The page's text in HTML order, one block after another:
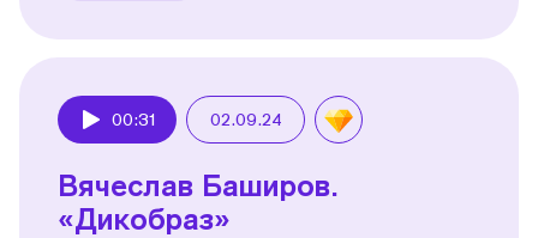
00:31 02.09.24
Вячеслав Баширов.
«Дикобраз»